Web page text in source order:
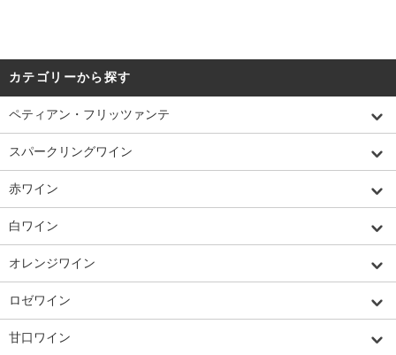
カテゴリーから探す
ペティアン・フリッツァンテ
スパークリングワイン
赤ワイン
白ワイン
オレンジワイン
ロゼワイン
甘口ワイン